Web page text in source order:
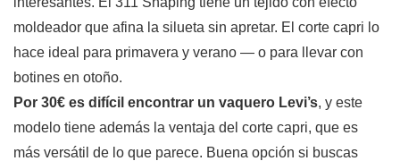
moldeador que afina la silueta sin apretar. El corte capri lo
hace ideal para primavera y verano — o para llevar con
botines en otoño.
Por 30€ es difícil encontrar un vaquero Levi’s, y este
modelo tiene además la ventaja del corte capri, que es
más versátil de lo que parece. Buena opción si buscas